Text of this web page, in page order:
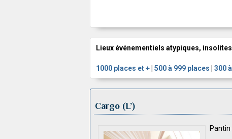
Lieux événementiels atypiques,
1000 places et + 500 à 999 places 300
Cargo (L’)
Pantin